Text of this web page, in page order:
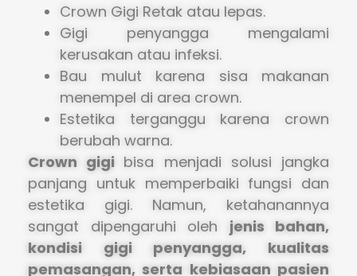
Crown Gigi Retak atau lepas.
Gigi penyangga mengalami
kerusakan atau infeksi.
Bau mulut karena sisa makanan
menempel di area crown.
Estetika terganggu karena crown
berubah warna.
Crown gigi bisa menjadi solusi jangka
panjang untuk memperbaiki fungsi dan
estetika gigi. Namun, ketahanannya
sangat dipengaruhi oleh jenis bahan,
kondisi gigi penyangga, kualitas
pemasangan, serta kebiasaan pasien